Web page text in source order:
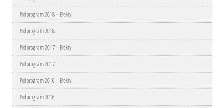
Podprogram 2018 – Efekty
Podprogram 2018
Podprogram 2017 – Efekty
Podprogram 2017
Podprogram 2016 – Efekty
Podprogram 2016